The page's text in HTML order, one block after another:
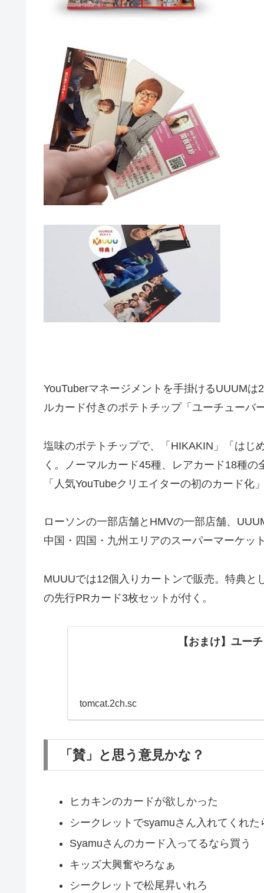
YouTuberマネージメントを手掛けるUUUM
ルカード付きのポテトチップ「ユーチューバ
塩味のポテトチップで、「HIKAKIN」「はじ
く。ノーマルカード45種、レアカード18種の
「人気YouTubeクリエイターの初のカード化
ローソンの一部店舗とHMVの一部店舗、
中国・四国・九州エリアのスーパーマーケッ
MUUUでは12個入りカートンで販売。特典
の先行PRカード3枚セットが付く。
【おまけ】ユー
tomcat.2ch.sc
「賛」と思う意見かな？
ヒカキンのカードが欲しかった
シークレットでsyamuさん入れてくれた
Syamuさんのカード入ってるなら買う
キッズ大興奮やろなぁ
シークレットで松尾昇いれろ